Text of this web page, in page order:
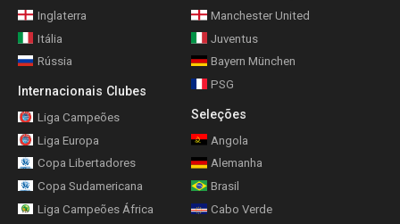
Inglaterra
Itália
Rússia
Internacionais Clubes
Liga Campeões
Liga Europa
Copa Libertadores
Copa Sudamericana
Liga Campeões África
Manchester United
Juventus
Bayern München
PSG
Seleções
Angola
Alemanha
Brasil
Cabo Verde